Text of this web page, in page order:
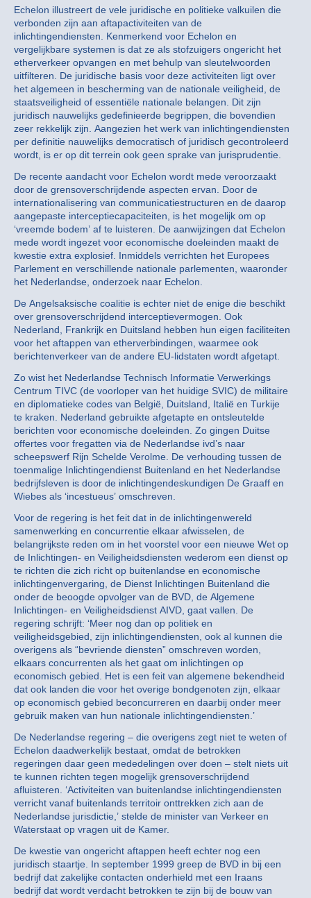
Echelon illustreert de vele juridische en politieke valkuilen die
verbonden zijn aan aftapactiviteiten van de
inlichtingendiensten. Kenmerkend voor Echelon en
vergelijkbare systemen is dat ze als stofzuigers ongericht het
etherverkeer opvangen en met behulp van sleutelwoorden
uitfilteren. De juridische basis voor deze activiteiten ligt over
het algemeen in bescherming van de nationale veiligheid, de
staatsveiligheid of essentiële nationale belangen. Dit zijn
juridisch nauwelijks gedefinieerde begrippen, die bovendien
zeer rekkelijk zijn. Aangezien het werk van inlichtingendiensten
per definitie nauwelijks democratisch of juridisch gecontroleerd
wordt, is er op dit terrein ook geen sprake van jurisprudentie.
De recente aandacht voor Echelon wordt mede veroorzaakt
door de grensoverschrijdende aspecten ervan. Door de
internationalisering van communicatiestructuren en de daarop
aangepaste interceptiecapaciteiten, is het mogelijk om op
‘vreemde bodem’ af te luisteren. De aanwijzingen dat Echelon
mede wordt ingezet voor economische doeleinden maakt de
kwestie extra explosief. Inmiddels verrichten het Europees
Parlement en verschillende nationale parlementen, waaronder
het Nederlandse, onderzoek naar Echelon.
De Angelsaksische coalitie is echter niet de enige die beschikt
over grensoverschrijdend interceptievermogen. Ook
Nederland, Frankrijk en Duitsland hebben hun eigen faciliteiten
voor het aftappen van etherverbindingen, waarmee ook
berichtenverkeer van de andere EU-lidstaten wordt afgetapt.
Zo wist het Nederlandse Technisch Informatie Verwerkings
Centrum TIVC (de voorloper van het huidige SVIC) de militaire
en diplomatieke codes van België, Duitsland, Italië en Turkije
te kraken. Nederland gebruikte afgetapte en ontsleutelde
berichten voor economische doeleinden. Zo gingen Duitse
offertes voor fregatten via de Nederlandse ivd’s naar
scheepswerf Rijn Schelde Verolme. De verhouding tussen de
toenmalige Inlichtingendienst Buitenland en het Nederlandse
bedrijfsleven is door de inlichtingendeskundigen De Graaff en
Wiebes als ‘incestueus’ omschreven.
Voor de regering is het feit dat in de inlichtingenwereld
samenwerking en concurrentie elkaar afwisselen, de
belangrijkste reden om in het voorstel voor een nieuwe Wet op
de Inlichtingen- en Veiligheidsdiensten wederom een dienst op
te richten die zich richt op buitenlandse en economische
inlichtingenvergaring, de Dienst Inlichtingen Buitenland die
onder de beoogde opvolger van de BVD, de Algemene
Inlichtingen- en Veiligheidsdienst AIVD, gaat vallen. De
regering schrijft: ‘Meer nog dan op politiek en
veiligheidsgebied, zijn inlichtingendiensten, ook al kunnen die
overigens als “bevriende diensten” omschreven worden,
elkaars concurrenten als het gaat om inlichtingen op
economisch gebied. Het is een feit van algemene bekendheid
dat ook landen die voor het overige bondgenoten zijn, elkaar
op economisch gebied beconcurreren en daarbij onder meer
gebruik maken van hun nationale inlichtingendiensten.’
De Nederlandse regering – die overigens zegt niet te weten of
Echelon daadwerkelijk bestaat, omdat de betrokken
regeringen daar geen mededelingen over doen – stelt niets uit
te kunnen richten tegen mogelijk grensoverschrijdend
afluisteren. ‘Activiteiten van buitenlandse inlichtingendiensten
verricht vanaf buitenlands territoir onttrekken zich aan de
Nederlandse jurisdictie,’ stelde de minister van Verkeer en
Waterstaat op vragen uit de Kamer.
De kwestie van ongericht aftappen heeft echter nog een
juridisch staartje. In september 1999 greep de BVD in bij een
bedrijf dat zakelijke contacten onderhield met een Iraans
bedrijf dat wordt verdacht betrokken te zijn bij de bouw van